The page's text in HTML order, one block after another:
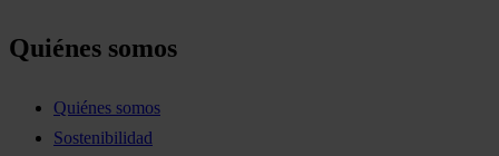
Quiénes somos
Quiénes somos
Sostenibilidad